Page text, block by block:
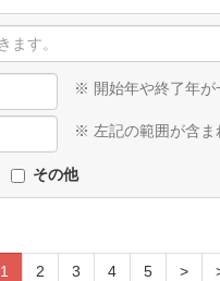
※ 開始年や終了年が
※ 左記の範囲が含ま
その他
1 2 3 4 5 >